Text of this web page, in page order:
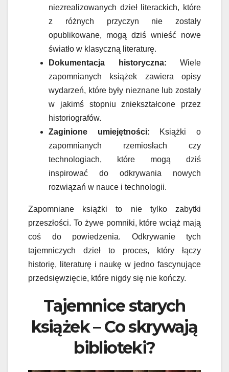
niezrealizowanych dzieł literackich, które
z różnych przyczyn nie zostały
opublikowane, mogą dziś wnieść nowe
światło w klasyczną literaturę.
Dokumentacja historyczna: Wiele
zapomnianych książek zawiera opisy
wydarzeń, które były nieznane lub zostały
w jakimś stopniu zniekształcone przez
historiografów.
Zaginione umiejętności: Książki o
zapomnianych rzemiosłach czy
technologiach, które mogą dziś
inspirować do odkrywania nowych
rozwiązań w nauce i technologii.
Zapomniane książki to nie tylko zabytki
przeszłości. To żywe pomniki, które wciąż mają
coś do powiedzenia. Odkrywanie tych
tajemniczych dzieł to proces, który łączy
historię, literaturę i naukę w jedno fascynujące
przedsięwzięcie, które nigdy się nie kończy.
Tajemnice starych
książek – Co skrywają
biblioteki?